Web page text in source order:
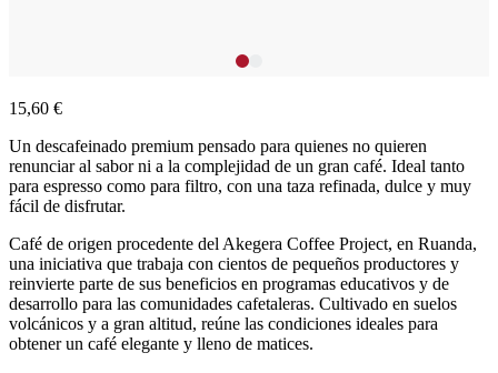
15,60 €
Un descafeinado premium pensado para quienes no quieren
renunciar al sabor ni a la complejidad de un gran café. Ideal tanto
para espresso como para filtro, con una taza refinada, dulce y muy
fácil de disfrutar.
Café de origen procedente del Akegera Coffee Project, en Ruanda,
una iniciativa que trabaja con cientos de pequeños productores y
reinvierte parte de sus beneficios en programas educativos y de
desarrollo para las comunidades cafetaleras. Cultivado en suelos
volcánicos y a gran altitud, reúne las condiciones ideales para
obtener un café elegante y lleno de matices.